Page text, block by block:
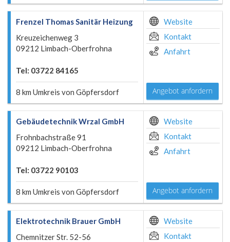
Frenzel Thomas Sanitär Heizung
Kreuzeichenweg 3
09212 Limbach-Oberfrohna
Tel: 03722 84165
8 km Umkreis von Göpfersdorf
Website
Kontakt
Anfahrt
Angebot anfordern
Gebäudetechnik Wrzal GmbH
Frohnbachstraße 91
09212 Limbach-Oberfrohna
Tel: 03722 90103
8 km Umkreis von Göpfersdorf
Website
Kontakt
Anfahrt
Angebot anfordern
Elektrotechnik Brauer GmbH
Chemnitzer Str. 52-56
Website
Kontakt